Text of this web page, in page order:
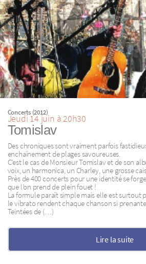
Concerts (2012)
Jeudi 14 juin à 20h30
Tomislav
Des chroniques sont vraiment parfois
enchaînement de plages savoureuses.
C’est le cas de Monsieur Tomislav et de son
voix, un harmonica, un Charley, une grosse
Près de 400 concerts pour une identité se
que l’on prend de plein fouet !
La formule paraît simple mais elle est surtout
le vibrato rendent chaque chanson si
Teintées de (…)
Lire la suite